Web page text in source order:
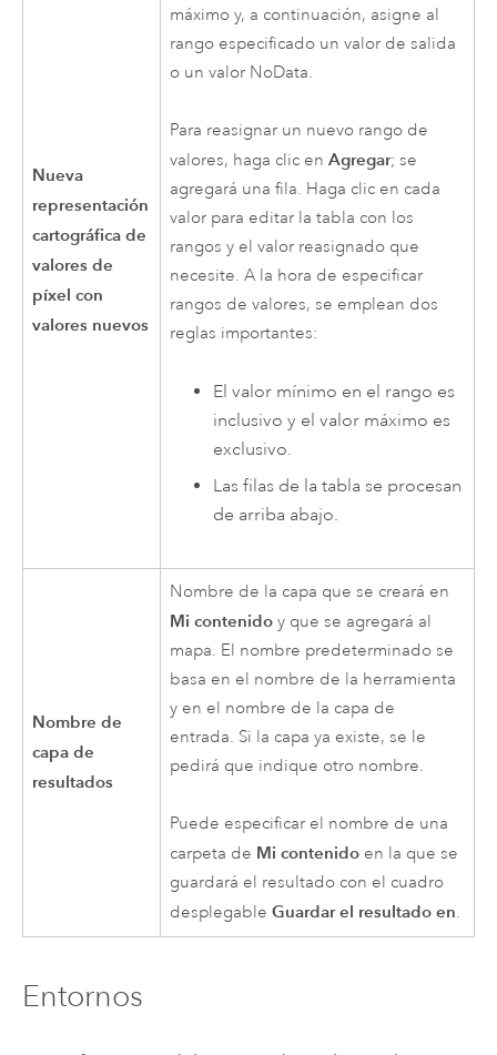
Nueva
representación
cartográfica de
valores de
píxel con
valores nuevos
máximo y, a continuación, asigne al
rango especificado un valor de salida
o un valor NoData.
Para reasignar un nuevo rango de
valores, haga clic enAgregar; se
agregará una fila. Haga clic en cada
valor para editar la tabla con los
rangos y el valor reasignado que
necesite. A la hora de especificar
rangos de valores, se emplean dos
reglas importantes:
El valor mínimo en el rango es
inclusivo y el valor máximo es
exclusivo.
Las filas de la tabla se procesan
de arriba abajo.
Nombre de
capa de
resultados
Nombre de la capa que se creará en
Mi contenido y que se agregará al
mapa. El nombre predeterminado se
basa en el nombre de la herramienta
y en el nombre de la capa de
entrada. Si la capa ya existe, se le
pedirá que indique otro nombre.
Puede especificar el nombre de una
carpeta de Mi contenido en la que se
guardará el resultado con el cuadro
desplegableGuardar el resultado en.
Entornos